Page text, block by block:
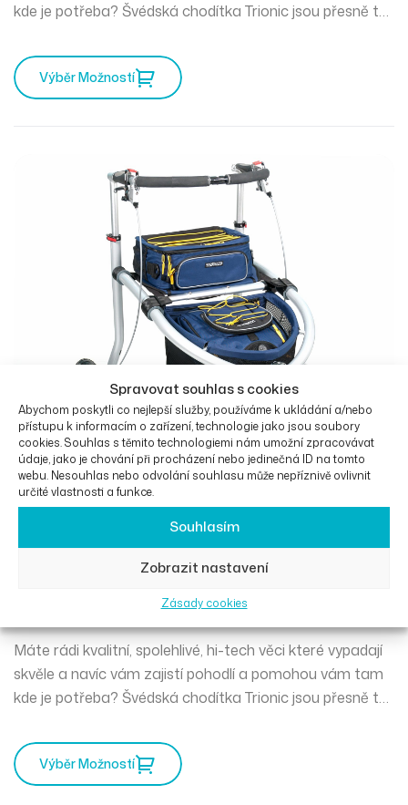
Spravovat souhlas s cookies
Abychom poskytli co nejlepší služby, používáme k ukládání a/nebo
přístupu k informacím o zařízení, technologie jako jsou soubory
cookies. Souhlas s těmito technologiemi nám umožní zpracovávat
údaje, jako je chování při procházení nebo jedinečná ID na tomto
webu. Nesouhlas nebo odvolání souhlasu může nepříznivě ovlivnit
určité vlastnosti a funkce.
Souhlasím
Zobrazit nastavení
Zásady cookies
kde je potřeba? Švédská chodítka Trionic jsou přesně to
vyrazit kamkoliv zajakéhokoliv počasí.
Výběr Možností
Chodítko Veloped Trek 12er
Máte rádi kvalitní, spolehlivé, hi-tech věci které vypadají
skvěle a navíc vám zajistí pohodlí a pomohou vám tam
kde je potřeba? Švédská chodítka Trionic jsou přesně to
vyrazit kamkoliv zajakéhokoliv počasí.
Výběr Možností